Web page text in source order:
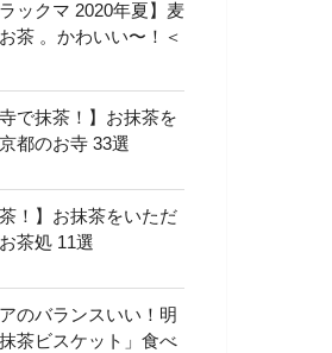
ックマ 2020年夏】麦
茶 。かわいい〜！＜
寺で抹茶！】お抹茶を
都のお寺 33選
茶！】お抹茶をいただ
茶処 11選
のバランスいい！明
茶ビスケット」食べ